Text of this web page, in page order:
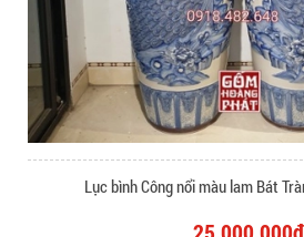
Lục bình Công nổi màu lam Bát